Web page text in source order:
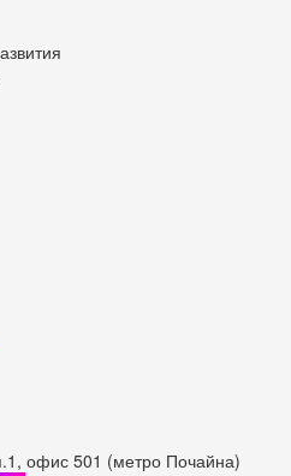
офис 501 (метро Почайна)